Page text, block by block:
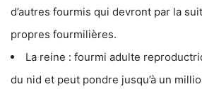
d’autres fourmis qui devront par la
propres fourmilières.
La reine : fourmi adulte
du nid et peut pondre jusqu’à un